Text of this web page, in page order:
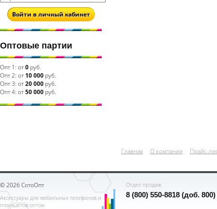
Войти в личный кабинет
Оптовые партии
Опт 1: от0 руб.
Опт 2: от 10 000 руб.
Опт 3: от20 000 руб.
Опт 4: от50 000 руб.
Главная О компании Прайс-
© 2026 СотоОпт
Аксессуары для мобильных телефонов и
планшетов оптом
Отдел продаж
8 (800) 550-8818 (доб. 800)